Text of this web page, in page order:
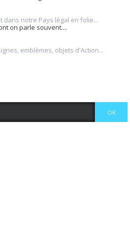
dans notre Pays légal en folie...
on parle souvent....
emblèmes, objets d'Action...